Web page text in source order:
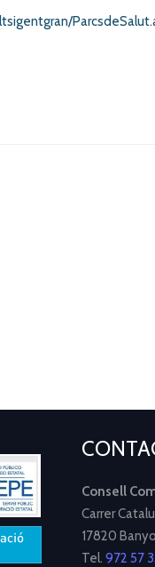
Consell
Carrer
17820
Tel. 972 57